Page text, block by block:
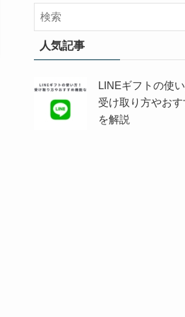
人気記事
LINEギフトの使
受け取り方やお
を解説